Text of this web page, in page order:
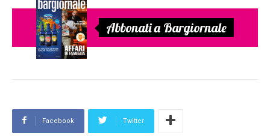
Abbonati a Bargiornale
Facebook Twitter